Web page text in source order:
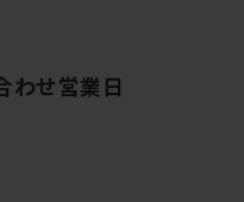
わせ営業日